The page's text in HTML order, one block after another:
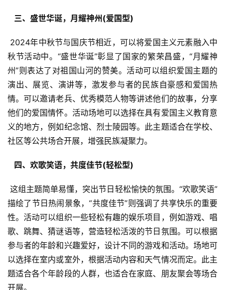
  三、盛世华诞，月耀神州(爱国型)
秋节活动中。“盛世华诞”彰显了国家的繁荣昌盛，“月耀神
州”则表达了对祖国山河的赞美。活动可以组织爱国主题的
演出、展览、演讲等，激发参与者的民族自豪感和爱国热
情。可以邀请老兵、优秀模范人物等讲述他们的故事，分享
他们的爱国情怀。活动场地可以选择在具有爱国主义教育意
义的地方，例如纪念馆、烈士陵园等。此主题适合在学校、
社区等公共场合开展，增强民族凝聚力。
  四、欢歌笑语，共度佳节(轻松型)
这组主题简单易懂，突出节日轻松愉快的氛围。“欢歌笑语”
描绘了节日热闹景象，“共度佳节”则强调了共享快乐的重要
性。活动可以组织一些轻松有趣的娱乐项目，例如游戏、唱
歌、跳舞、猜谜语等，营造轻松活泼的节日氛围。可以根据
参与者的年龄和兴趣爱好，设计不同的游戏和活动。场地可
以选择在室内或室外，根据活动内容和天气情况而定。此主
题适合各个年龄段的人群，也适合在家庭、朋友聚会等场合
开展。